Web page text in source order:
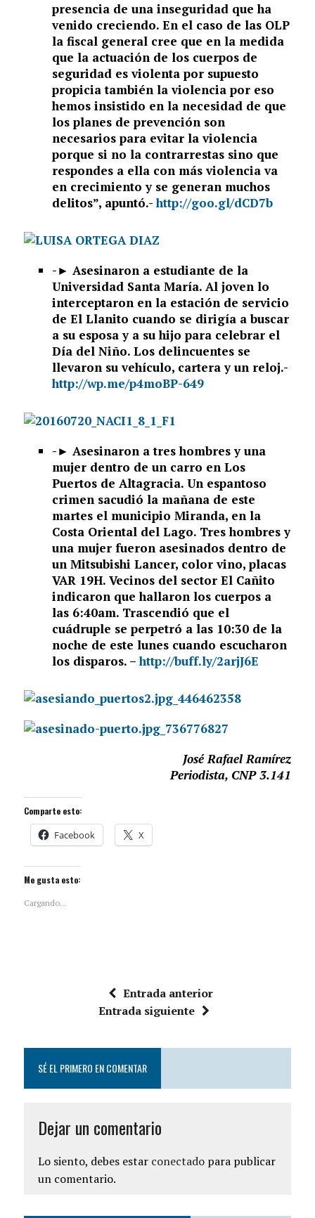
presencia de una inseguridad que ha
venido creciendo. En el caso de las OLP
la fiscal general cree que en la medida
que la actuación de los cuerpos de
seguridad es violenta por supuesto
propicia también la violencia por eso
hemos insistido en la necesidad de que
los planes de prevención son
necesarios para evitar la violencia
porque si no la contrarrestas sino que
respondes a ella con más violencia va
en crecimiento y se generan muchos
delitos”, apuntó.-http://goo.gl/dCD7b
-► Asesinaron a estudiante de la
Universidad Santa María. Al joven lo
interceptaron en la estación de servicio
de El Llanito cuando se dirigía a buscar
a su esposa y a su hijo para celebrar el
Día del Niño. Los delincuentes se
llevaron su vehículo, cartera y un reloj.-
http://wp.me/p4moBP-649
-► Asesinaron a tres hombres y una
mujer dentro de un carro en Los
Puertos de Altagracia. Un espantoso
crimen sacudió la mañana de este
martes el municipio Miranda, en la
Costa Oriental del Lago. Tres hombres y
una mujer fueron asesinados dentro de
un Mitsubishi Lancer, color vino, placas
VAR 19H. Vecinos del sector El Cañito
indicaron que hallaron los cuerpos a
las 6:40am. Trascendió que el
cuádruple se perpetró a las 10:30 de la
noche de este lunes cuando escucharon
los disparos. –http://buff.ly/2arjJ6E
José Rafael Ramírez
Periodista, CNP 3.141
Comparte esto:
Facebook X
Me gusta esto:
Cargando...
Entrada anterior
Entrada siguiente
SÉ EL PRIMERO EN COMENTAR
Dejar un comentario
Lo siento, debes estar conectadopara publicar
un comentario.